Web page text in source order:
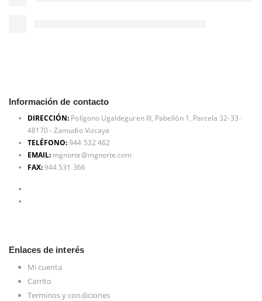
Información de contacto
DIRECCIÓN: Polígono Ugaldeguren III, Pabellón 1, Parcela 32-33 ·
48170 - Zamudio Vizcaya
TELÉFONO:944 532 462
EMAIL: mgnorte@mgnorte.com
FAX:944 531 366
Enlaces de interés
Mi cuenta
Carrito
Terminos y condiciones